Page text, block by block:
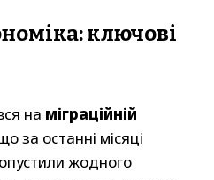
ключові
на міграційній
за останні місяці
жодного